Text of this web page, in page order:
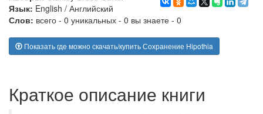
Язык: English / Английский
Слов: всего - 0 уникальных - 0 вы знаете - 0
Показать где можно скачать/купить Сохранение Hipothia
Краткое описание книги